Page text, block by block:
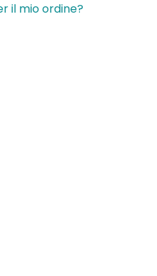
il mio ordine?